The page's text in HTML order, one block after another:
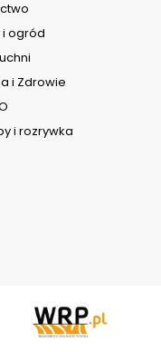
i ogród
i Zdrowie
i rozrywka